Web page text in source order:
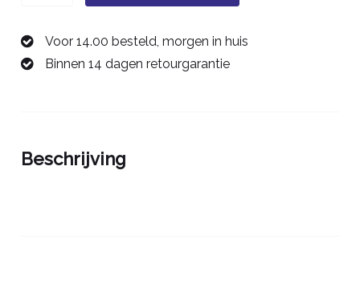
0068285F
aantal
Voor 14.00 besteld, morgen in huis
Binnen 14 dagen retourgarantie
Beschrijving